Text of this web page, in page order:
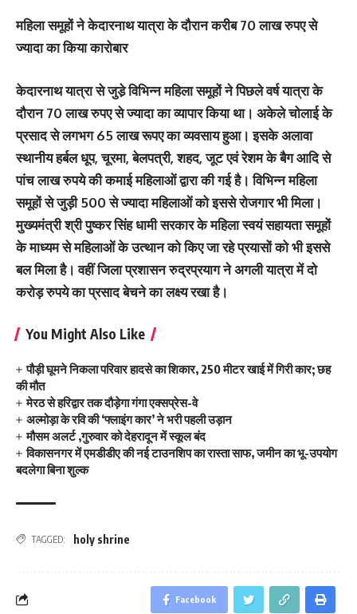
महिला समूहों ने केदारनाथ यात्रा के दौरान करीब 70 लाख रुपए से
ज्यादा का किया कारोबार
केदारनाथ यात्रा से जुडे़ विभिन्न महिला समूहों ने पिछले वर्ष यात्रा के
दौरान 70 लाख रुपए से ज्यादा का व्यापार किया था। अकेले चोलाई के
प्रसाद से लगभग 65 लाख रूपए का व्यवसाय हुआ। इसके अलावा
स्थानीय हर्बल धूप, चूरमा, बेलपत्री, शहद, जूट एवं रेशम के बैग आदि से
पांच लाख रुपये की कमाई महिलाओं द्वारा की गई है। विभिन्न महिला
समूहों से जुड़ी 500 से ज्यादा महिलाओं को इससे रोजगार भी मिला।
मुख्यमंत्री श्री पुष्कर सिंह धामी सरकार के महिला स्वयं सहायता समूहों
के माध्यम से महिलाओं के उत्थान को किए जा रहे प्रयासों को भी इससे
बल मिला है। वहीं जिला प्रशासन रुद्रप्रयाग ने अगली यात्रा में दो
करोड़ रुपये का प्रसाद बेचने का लक्ष्य रखा है।
You Might Also Like
पौड़ी घूमने निकला परिवार हादसे का शिकार, 250 मीटर खाई में गिरी कार; छह
की मौत
मेरठ से हरिद्वार तक दौड़ेगा गंगा एक्सप्रेस-वे
अल्मोड़ा के रवि की ‘फ्लाइंग कार’ ने भरी पहली उड़ान
मौसम अलर्ट ,गुरुवार को देहरादून में स्कूल बंद
विकासनगर में एमडीडीए की नई टाउनशिप का रास्ता साफ, जमीन का भू-उपयोग
बदलेगा बिना शुल्क
TAGGED: holy shrine
Facebook